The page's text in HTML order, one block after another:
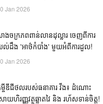
Jan 2026
ងចក្រភពពាន់លានដុល្លារ ចេញពីការ
ដឹង 'អាថ៌កំបាំង' មួយអំពីការដួល!
Jan 2026
ចីឌីជីថលរបស់ធនាគារ វីង៖ ដំណោះ
ាយហិរញ្ញវត្ថុឆ្លាតវៃ និង រហ័សទាន់ចិត្ត!